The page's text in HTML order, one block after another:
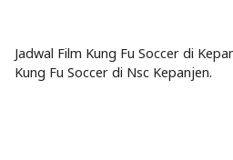
Jadwal Film Kung Fu Soccer di
Kung Fu Soccer di Nsc Kepanjen.